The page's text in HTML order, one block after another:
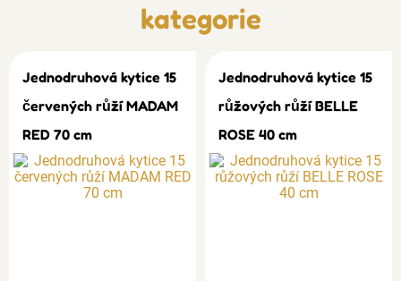
kategorie
Jednodruhová kytice 15
červených růží MADAM
RED 70 cm
Jednodruhová kytice 15
růžových růží BELLE
ROSE 40 cm